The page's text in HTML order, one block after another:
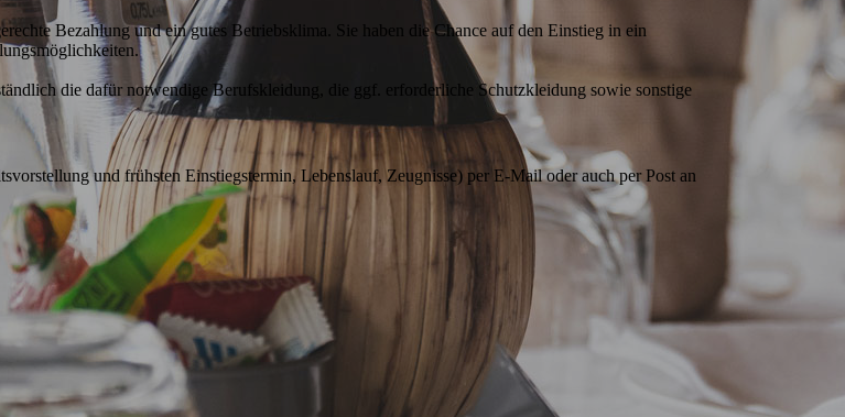
Bezahlung und ein gutes Betriebsklima. Sie haben die Chance auf den Einstieg in ein
die dafür notwendige Berufskleidung, die ggf. erforderliche Schutzkleidung sowie sonstige
und frühsten Einstiegstermin, Lebenslauf, Zeugnisse) per E-Mail oder auch per Post an